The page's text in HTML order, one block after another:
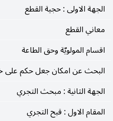
الجهة الاولى : حجية القطع
معاني القطع
اقسام المولويّة وحق الطاعة
البحث عن امكان جعل حكم على
الجهة الثانية : مبحث التجري
المقام الاول : قبح التجري